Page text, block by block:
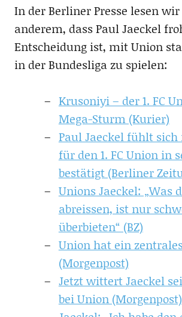
In der Berliner Presse lesen
anderem, dass Paul Jaeckel
Entscheidung ist, mit Union
in der Bundesliga zu spielen:
Krusoniyi – der 1. FC
Mega-Sturm (Kurier)
Paul Jaeckel fühlt sich
für den 1. FC Union in
bestätigt (Berliner
Unions Jaeckel: „Was
abreissen, ist nur
überbieten“ (BZ)
Union hat ein
(Morgenpost)
Jetzt wittert Jaeckel
bei Union (Morgenpost)